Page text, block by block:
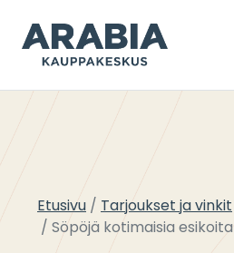
sisältöön
Etusivu
Tarjoukset ja vinkit
Söpöjä kotimaisia esikoita